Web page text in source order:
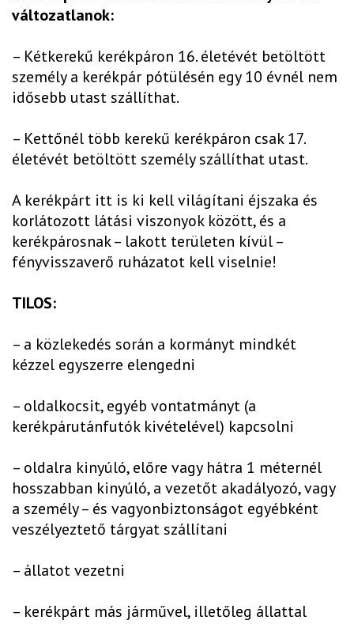
változatlanok:
– Kétkerekű kerékpáron 16. életévét betöltött
személy a kerékpár pótülésén egy 10 évnél nem
idősebb utast szállíthat.
– Kettőnél több kerekű kerékpáron csak 17.
életévét betöltött személy szállíthat utast.
A kerékpárt itt is ki kell világítani éjszaka és
korlátozott látási viszonyok között, és a
kerékpárosnak – lakott területen kívül –
fényvisszaverő ruházatot kell viselnie!
TILOS:
– a közlekedés során a kormányt mindkét
kézzel egyszerre elengedni
– oldalkocsit, egyéb vontatmányt (a
kerékpárutánfutók kivételével) kapcsolni
– oldalra kinyúló, előre vagy hátra 1 méternél
hosszabban kinyúló, a vezetőt akadályozó, vagy
a személy – és vagyonbiztonságot egyébként
veszélyeztető tárgyat szállítani
– állatot vezetni
– kerékpárt más járművel, illetőleg állattal